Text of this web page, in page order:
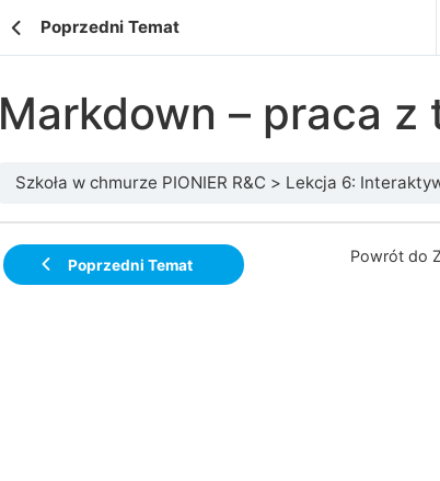
Poprzedni Temat
Markdown – praca z
Szkoła w chmurze PIONIER R&C Lekcja 6:
Poprzedni Temat Powrót do